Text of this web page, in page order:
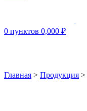
0 пунктов 0,000 ₽
Главная > Продукция >